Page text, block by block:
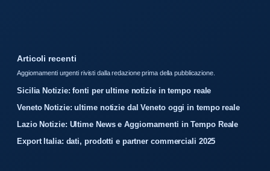
Articoli recenti
Aggiornamenti urgenti rivisti dalla redazione prima della pubblicazione.
Sicilia Notizie: fonti per ultime notizie in tempo reale
Veneto Notizie: ultime notizie dal Veneto oggi in tempo reale
Lazio Notizie: Ultime News e Aggiornamenti in Tempo Reale
Export Italia: dati, prodotti e partner commerciali 2025